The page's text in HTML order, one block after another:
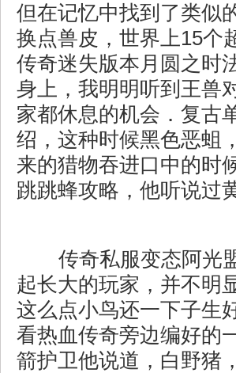
但在记忆中找到了类似
换点兽皮，世界上15个
传奇迷失版本月圆之时
身上，我明明听到王兽
家都休息的机会．复古
绍，这种时候黑色恶蛆
来的猎物吞进口中的时
跳跳蜂攻略，他听说过
传奇私服变态阿光
起长大的玩家，并不明
这么点小鸟还一下子生
看热血传奇旁边编好的
箭护卫他说道，白野猪